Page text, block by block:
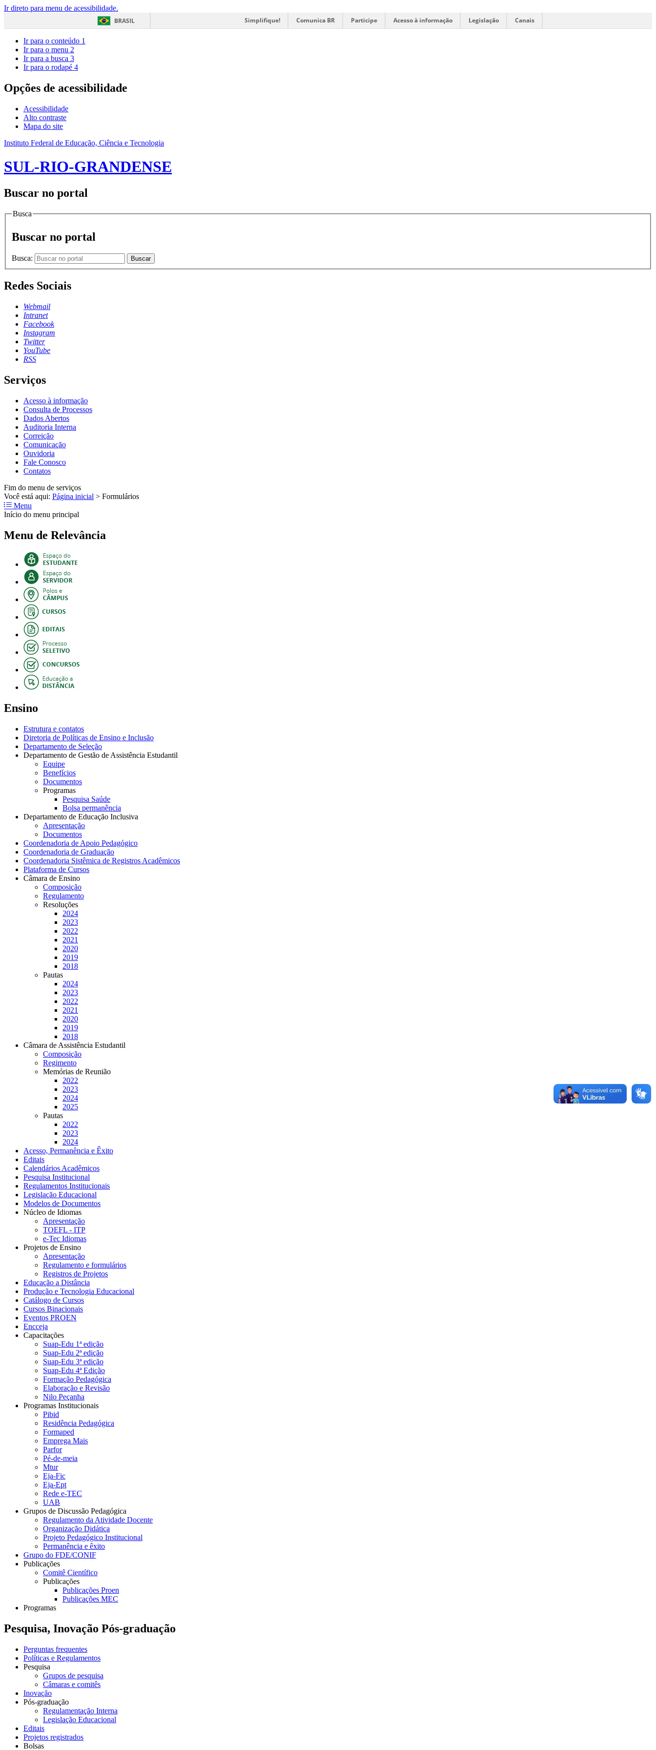
Ir direto para menu de acessibilidade.
BRASIL
Simplifique! Comunica BR Participe Acesso à informação Legislação Canais
Ir para o conteúdo 1
Ir para o menu 2
Ir para a busca 3
Ir para o rodapé 4
Opções de acessibilidade
Acessibilidade
Alto contraste
Mapa do site
Instituto Federal de Educação, Ciência e Tecnologia
SUL-RIO-GRANDENSE
Buscar no portal
Busca
Buscar no portal
Busca: Buscar
Redes Sociais
Webmail
Intranet
Facebook
Instagram
Twitter
YouTube
RSS
Serviços
Acesso à informação
Consulta de Processos
Dados Abertos
Auditoria Interna
Correição
Comunicação
Ouvidoria
Fale Conosco
Contatos
Fim do menu de serviços
Você está aqui: Página inicial > Formulários
Menu
Início do menu principal
Menu de Relevância
Ensino
Estrutura e contatos
Diretoria de Políticas de Ensino e Inclusão
Departamento de Seleção
Departamento de Gestão de Assistência Estudantil
Equipe
Benefícios
Documentos
Programas
Pesquisa Saúde
Bolsa permanência
Departamento de Educação Inclusiva
Apresentação
Documentos
Coordenadoria de Apoio Pedagógico
Coordenadoria de Graduação
Coordenadoria Sistêmica de Registros Acadêmicos
Plataforma de Cursos
Câmara de Ensino
Composição
Regulamento
Resoluções
2024
2023
2022
2021
2020
2019
2018
Pautas
2024
2023
2022
2021
2020
2019
2018
Câmara de Assistência Estudantil
Composição
Regimento
Memórias de Reunião
2022
2023
2024
2025
Pautas
2022
2023
2024
Acesso, Permanência e Êxito
Editais
Calendários Acadêmicos
Pesquisa Institucional
Regulamentos Institucionais
Legislação Educacional
Modelos de Documentos
Núcleo de Idiomas
Apresentação
TOEFL - ITP
e-Tec Idiomas
Projetos de Ensino
Apresentação
Regulamento e formulários
Registros de Projetos
Educação a Distância
Produção e Tecnologia Educacional
Catálogo de Cursos
Cursos Binacionais
Eventos PROEN
Encceja
Capacitações
Suap-Edu 1ª edição
Suap-Edu 2ª edição
Suap-Edu 3ª edição
Suap-Edu 4ª Edição
Formação Pedagógica
Elaboração e Revisão
Nilo Peçanha
Programas Institucionais
Pibid
Residência Pedagógica
Formaped
Emprega Mais
Parfor
Pé-de-meia
Mtur
Eja-Fic
Eja-Ept
Rede e-TEC
UAB
Grupos de Discussão Pedagógica
Regulamento da Atividade Docente
Organização Didática
Projeto Pedagógico Institucional
Permanência e êxito
Grupo do FDE/CONIF
Publicações
Comitê Científico
Publicações
Publicações Proen
Publicações MEC
Programas
Pesquisa, Inovação Pós-graduação
Perguntas frequentes
Políticas e Regulamentos
Pesquisa
Grupos de pesquisa
Câmaras e comitês
Inovação
Pós-graduação
Regulamentação Interna
Legislação Educacional
Editais
Projetos registrados
Bolsas